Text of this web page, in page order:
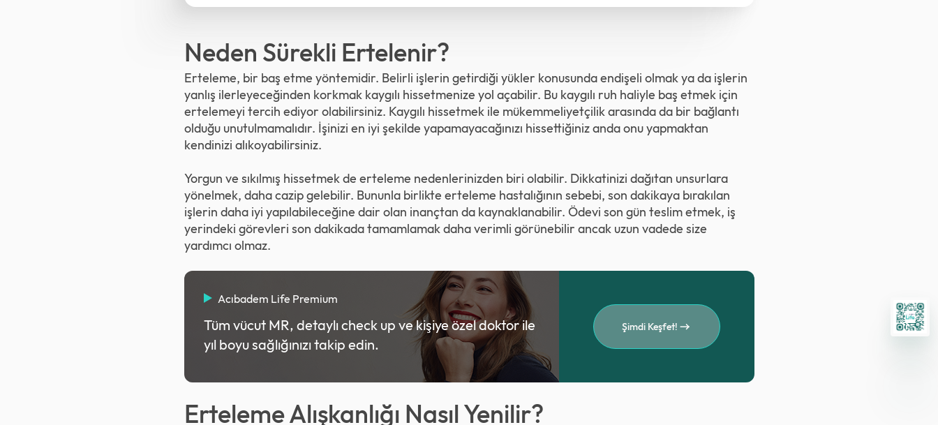
Neden Sürekli Ertelenir?
Erteleme, bir baş etme yöntemidir. Belirli işlerin getirdiği yükler konusunda endişeli olmak ya da işlerin
yanlış ilerleyeceğinden korkmak kaygılı hissetmenize yol açabilir. Bu kaygılı ruh haliyle baş etmek için
ertelemeyi tercih ediyor olabilirsiniz. Kaygılı hissetmek ile mükemmeliyetçilik arasında da bir bağlantı
olduğu unutulmamalıdır. İşinizi en iyi şekilde yapamayacağınızı hissettiğiniz anda onu yapmaktan
kendinizi alıkoyabilirsiniz.
Yorgun ve sıkılmış hissetmek de erteleme nedenlerinizden biri olabilir. Dikkatinizi dağıtan unsurlara
yönelmek, daha cazip gelebilir. Bununla birlikte erteleme hastalığının sebebi, son dakikaya bırakılan
işlerin daha iyi yapılabileceğine dair olan inançtan da kaynaklanabilir. Ödevi son gün teslim etmek, iş
yerindeki görevleri son dakikada tamamlamak daha verimli görünebilir ancak uzun vadede size
yardımcı olmaz.
Acıbadem Life Premium
Tüm vücut MR, detaylı check up ve kişiye özel doktor ile
yıl boyu sağlığınızı takip edin.
Şimdi Keşfet!
Erteleme Alışkanlığı Nasıl Yenilir?